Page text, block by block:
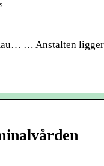
… Anstalten